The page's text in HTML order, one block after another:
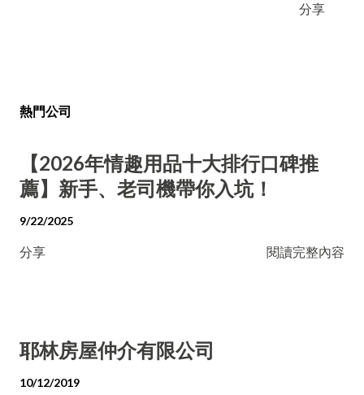
分享
熱門公司
【2026年情趣用品十大排行口碑推
薦】新手、老司機帶你入坑！
9/22/2025
分享 閱讀完整內容
耶林房屋仲介有限公司
10/12/2019